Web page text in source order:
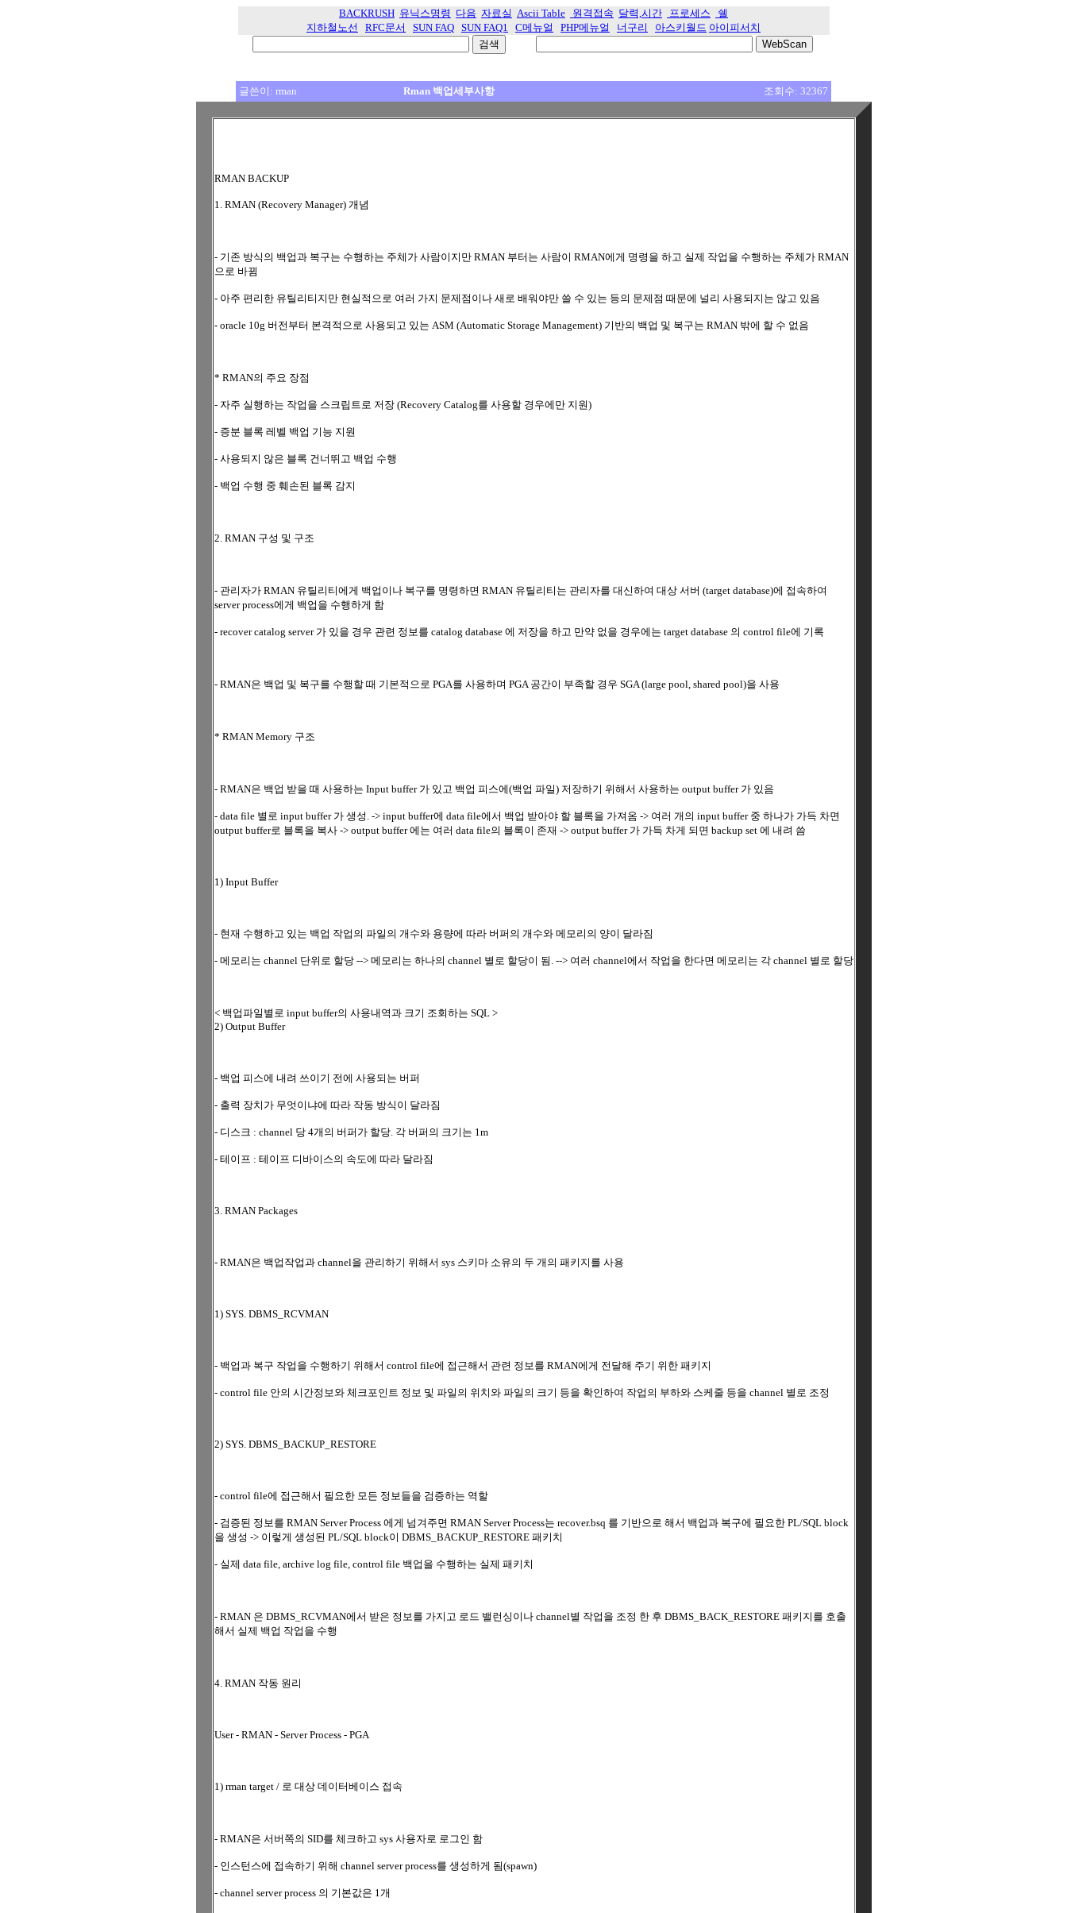
BACKRUSH 유닉스명령 다음 자료실 Ascii Table 원격접속 달력,시간 프로세스
쉘
지하철노선
RFC문서 SUN FAQ SUN FAQ1 C메뉴얼 PHP메뉴얼 너구리 아스키월드 아이피서치
글쓴이: rman Rman 백업세부사항 조회수: 32367
RMAN BACKUP
1. RMAN (Recovery Manager) 개념
- 기존 방식의 백업과 복구는 수행하는 주체가 사람이지만 RMAN 부터는 사람이 RMAN에게 명령을 하고 실제 작업을 수행하는 주체가 RMAN
으로 바뀜
- 아주 편리한 유틸리티지만 현실적으로 여러 가지 문제점이나 새로 배워야만 쓸 수 있는 등의 문제점 때문에 널리 사용되지는 않고 있음
- oracle 10g 버전부터 본격적으로 사용되고 있는 ASM (Automatic Storage Management) 기반의 백업 및 복구는 RMAN 밖에 할 수 없음
* RMAN의 주요 장점
- 자주 실행하는 작업을 스크립트로 저장 (Recovery Catalog를 사용할 경우에만 지원)
- 증분 블록 레벨 백업 기능 지원
- 사용되지 않은 블록 건너뛰고 백업 수행
- 백업 수행 중 훼손된 블록 감지
2. RMAN 구성 및 구조
- 관리자가 RMAN 유틸리티에게 백업이나 복구를 명령하면 RMAN 유틸리티는 관리자를 대신하여 대상 서버 (target database)에 접속하여
server process에게 백업을 수행하게 함
- recover catalog server 가 있을 경우 관련 정보를 catalog database 에 저장을 하고 만약 없을 경우에는 target database 의 control file에 기록
- RMAN은 백업 및 복구를 수행할 때 기본적으로 PGA를 사용하며 PGA 공간이 부족할 경우 SGA (large pool, shared pool)을 사용
* RMAN Memory 구조
- RMAN은 백업 받을 때 사용하는 Input buffer 가 있고 백업 피스에(백업 파일) 저장하기 위해서 사용하는 output buffer 가 있음
- data file 별로 input buffer 가 생성. -> input buffer에 data file에서 백업 받아야 할 블록을 가져옴 -> 여러 개의 input buffer 중 하나가 가득 차면
output buffer로 블록을 복사 -> output buffer 에는 여러 data file의 블록이 존재 -> output buffer 가 가득 차게 되면 backup set 에 내려 씀
1) Input Buffer
- 현재 수행하고 있는 백업 작업의 파일의 개수와 용량에 따라 버퍼의 개수와 메모리의 양이 달라짐
- 메모리는 channel 단위로 할당 --> 메모리는 하나의 channel 별로 할당이 됨. --> 여러 channel에서 작업을 한다면 메모리는 각 channel 별로 할당
< 백업파일별로 input buffer의 사용내역과 크기 조회하는 SQL >
2) Output Buffer
- 백업 피스에 내려 쓰이기 전에 사용되는 버퍼
- 출력 장치가 무엇이냐에 따라 작동 방식이 달라짐
- 디스크 : channel 당 4개의 버퍼가 할당. 각 버퍼의 크기는 1m
- 테이프 : 테이프 디바이스의 속도에 따라 달라짐
3. RMAN Packages
- RMAN은 백업작업과 channel을 관리하기 위해서 sys 스키마 소유의 두 개의 패키지를 사용
1) SYS. DBMS_RCVMAN
- 백업과 복구 작업을 수행하기 위해서 control file에 접근해서 관련 정보를 RMAN에게 전달해 주기 위한 패키지
- control file 안의 시간정보와 체크포인트 정보 및 파일의 위치와 파일의 크기 등을 확인하여 작업의 부하와 스케줄 등을 channel 별로 조정
2) SYS. DBMS_BACKUP_RESTORE
- control file에 접근해서 필요한 모든 정보들을 검증하는 역할
- 검증된 정보를 RMAN Server Process 에게 넘겨주면 RMAN Server Process는 recover.bsq 를 기반으로 해서 백업과 복구에 필요한 PL/SQL block
을 생성 -> 이렇게 생성된 PL/SQL block이 DBMS_BACKUP_RESTORE 패키치
- 실제 data file, archive log file, control file 백업을 수행하는 실제 패키치
- RMAN 은 DBMS_RCVMAN에서 받은 정보를 가지고 로드 밸런싱이나 channel별 작업을 조정 한 후 DBMS_BACK_RESTORE 패키지를 호출
해서 실제 백업 작업을 수행
4. RMAN 작동 원리
User - RMAN - Server Process - PGA
1) rman target / 로 대상 데이터베이스 접속
- RMAN은 서버쪽의 SID를 체크하고 sys 사용자로 로그인 함
- 인스턴스에 접속하기 위해 channel server process를 생성하게 됨(spawn)
- channel server process 의 기본값은 1개